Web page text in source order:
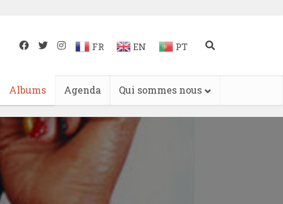
FR EN PT
Albums Agenda Qui sommes nous